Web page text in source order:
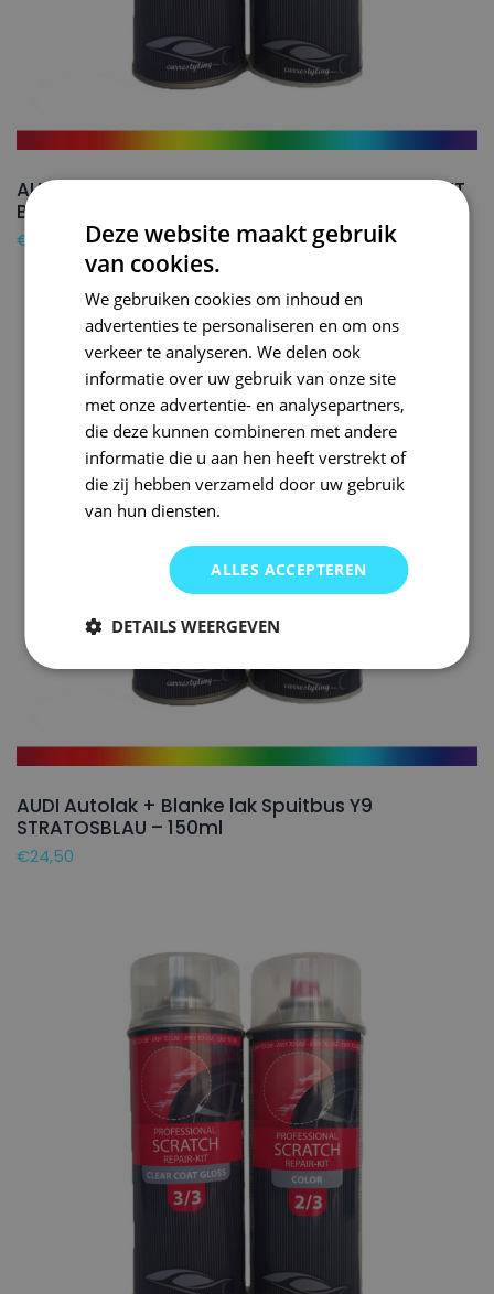
AUDI Autolak + Blanke lak Spuitbus A2 BRILLIANT
BLACK – 150ml
€
AUDI Autolak + Blanke lak Spuitbus Y9
STRATOSBLAU – 150ml
€24,50
Deze website maakt gebruik
van cookies.
We gebruiken cookies om inhoud en
advertenties te personaliseren en om ons
verkeer te analyseren. We delen ook
informatie over uw gebruik van onze site
met onze advertentie- en analysepartners,
die deze kunnen combineren met andere
informatie die u aan hen heeft verstrekt of
die zij hebben verzameld door uw gebruik
van hun diensten.
ALLES ACCEPTEREN
DETAILS WEERGEVEN